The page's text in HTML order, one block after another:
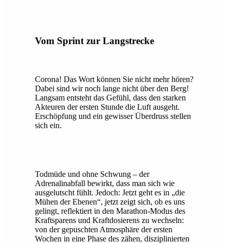
Vom Sprint zur Langstrecke
Corona! Das Wort können Sie nicht mehr hören?
Dabei sind wir noch lange nicht über den Berg!
Langsam entsteht das Gefühl, dass den starken
Akteuren der ersten Stunde die Luft ausgeht.
Erschöpfung und ein gewisser Überdruss stellen
sich ein.
Todmüde und ohne Schwung – der
Adrenalinabfall bewirkt, dass man sich wie
ausgelutscht fühlt. Jedoch: Jetzt geht es in „die
Mühen der Ebenen“, jetzt zeigt sich, ob es uns
gelingt, reflektiert in den Marathon-Modus des
Kraftsparens und Kraftdosierens zu wechseln:
von der gepuschten Atmosphäre der ersten
Wochen in eine Phase des zähen, disziplinierten